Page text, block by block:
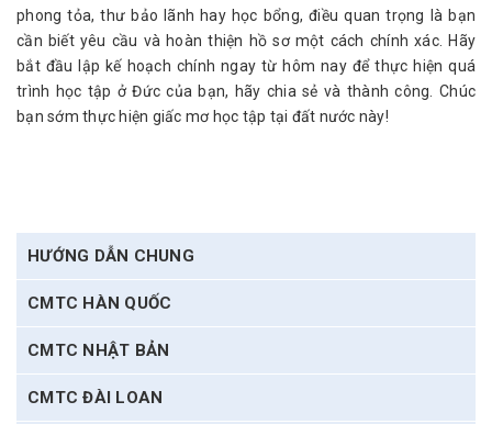
phong tỏa, thư bảo lãnh hay học bổng, điều quan trọng là bạn
cần biết yêu cầu và hoàn thiện hồ sơ một cách chính xác. Hãy
bắt đầu lập kế hoạch chính ngay từ hôm nay để thực hiện quá
trình học tập ở Đức của bạn, hãy chia sẻ và thành công. Chúc
bạn sớm thực hiện giấc mơ học tập tại đất nước này!
HƯỚNG DẪN CHUNG
CMTC HÀN QUỐC
CMTC NHẬT BẢN
CMTC ĐÀI LOAN